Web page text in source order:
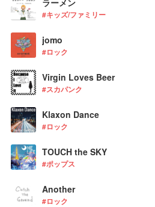
ラーメン
#キッズ/ファミリー
jomo
#ロック
Virgin Loves Beer
#スカパンク
Klaxon Dance
#ロック
TOUCH the SKY
#ポップス
Another
#ロック